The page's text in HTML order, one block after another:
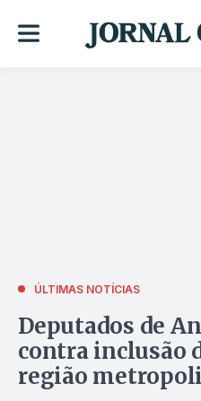
ÚLTIMAS NOTÍCIAS
Deputados de
contra inclusão
região